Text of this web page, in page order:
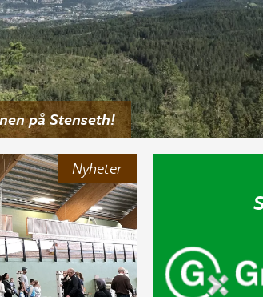
på Stenseth!
Nyheter